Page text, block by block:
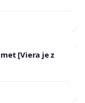
[Viera je z